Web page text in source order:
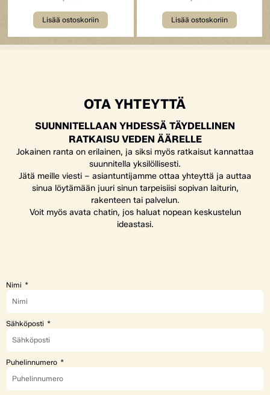
Lisää ostoskoriin Lisää ostoskoriin
OTA YHTEYTTÄ
SUUNNITELLAAN YHDESSÄ TÄYDELLINEN
RATKAISU VEDEN ÄÄRELLE
Jokainen ranta on erilainen, ja siksi myös ratkaisut kannattaa
suunnitella yksilöllisesti.
Jätä meille viesti – asiantuntijamme ottaa yhteyttä ja auttaa
sinua löytämään juuri sinun tarpeisiisi sopivan laiturin,
rakenteen tai palvelun.
Voit myös avata chatin, jos haluat nopean keskustelun
ideastasi.
Nimi
Sähköposti
Puhelinnumero